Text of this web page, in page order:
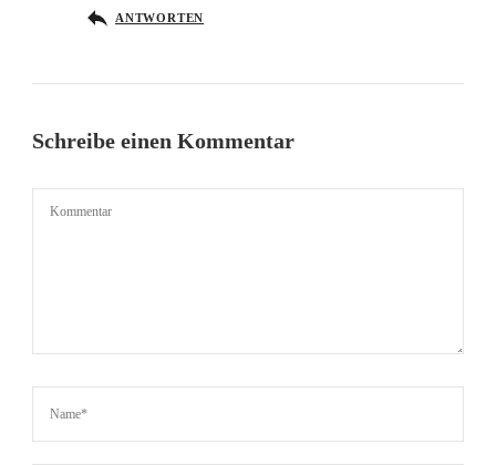
ANTWORTEN
Schreibe einen Kommentar